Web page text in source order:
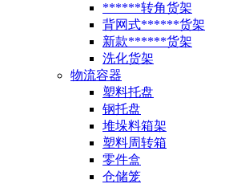
******转角货架
背网式******货架
新款******货架
洗化货架
物流容器
塑料托盘
钢托盘
堆垛料箱架
塑料周转箱
零件盒
仓储笼